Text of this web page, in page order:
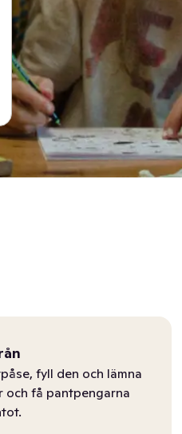
fyll den och lämna
och få pantpengarna